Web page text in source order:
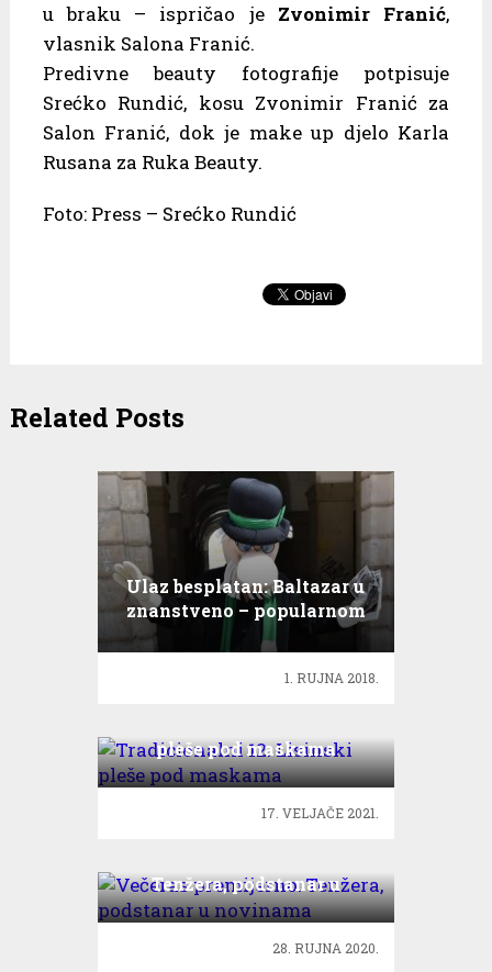
u braku – ispričao je Zvonimir Franić,
vlasnik Salona Franić.
Predivne beauty fotografije potpisuje
Srećko Rundić, kosu Zvonimir Franić za
Salon Franić, dok je make up djelo Karla
Rusana za Ruka Beauty.
Foto: Press – Srećko Rundić
Related Posts
Ulaz besplatan: Baltazar u
znanstveno – popularnom
ruhu!
1. RUJNA 2018.
pleše pod maskama
17. VELJAČE 2021.
Tenžera, podstanar u
novinama
28. RUJNA 2020.